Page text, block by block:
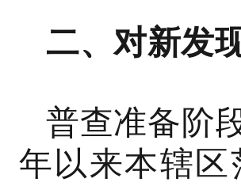
二、对新发
普查准备阶
年以来本辖